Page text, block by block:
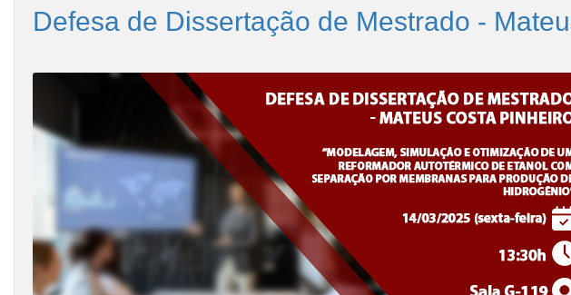
Defesa de Dissertação de Mestrado -